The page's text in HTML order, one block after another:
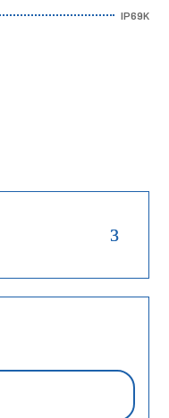
IP69K